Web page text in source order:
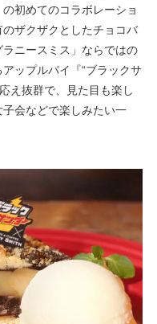
初めてのコラボレーショ
ザクザクとしたチョコバ
ニースミス」ならではの
ップルパイ『“ブラックサ
え抜群で、見た目も楽し
会などで楽しみたい一